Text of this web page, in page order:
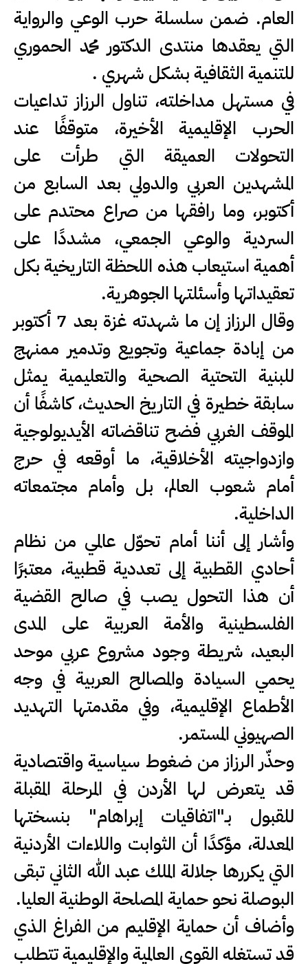
العام. ضمن سلسلة حرب الوعي والرواية
التي يعقدها منتدى الدكتور محمد الحموري
للتنمية الثقافية بشكل شهري .
في مستهل مداخلته، تناول الرزاز تداعيات
الحرب الإقليمية الأخيرة، متوقفًا عند
التحولات العميقة التي طرأت على
المشهدين العربي والدولي بعد السابع من
أكتوبر، وما رافقها من صراع محتدم على
السردية والوعي الجمعي، مشددًا على
أهمية استيعاب هذه اللحظة التاريخية بكل
تعقيداتها وأسئلتها الجوهرية.
وقال الرزاز إن ما شهدته غزة بعد 7 أكتوبر
من إبادة جماعية وتجويع وتدمير ممنهج
للبنية التحتية الصحية والتعليمية يمثل
سابقة خطيرة في التاريخ الحديث، كاشفًا أن
الموقف الغربي فضح تناقضاته الأيديولوجية
وازدواجيته الأخلاقية، ما أوقعه في حرج
أمام شعوب العالم، بل وأمام مجتمعاته
الداخلية.
وأشار إلى أننا أمام تحوّل عالمي من نظام
أحادي القطبية إلى تعددية قطبية، معتبرًا
أن هذا التحول يصب في صالح القضية
الفلسطينية والأمة العربية على المدى
البعيد، شريطة وجود مشروع عربي موحد
يحمي السيادة والمصالح العربية في وجه
الأطماع الإقليمية، وفي مقدمتها التهديد
الصهيوني المستمر.
وحذّر الرزاز من ضغوط سياسية واقتصادية
قد يتعرض لها الأردن في المرحلة المقبلة
للقبول بـ"اتفاقيات إبراهام" بنسختها
المعدلة، مؤكدًا أن الثوابت واللاءات الأردنية
التي يكررها جلالة الملك عبد الله الثاني تبقى
البوصلة نحو حماية المصلحة الوطنية العليا.
وأضاف أن حماية الإقليم من الفراغ الذي
قد تستغله القوى العالمية والإقليمية تتطلب